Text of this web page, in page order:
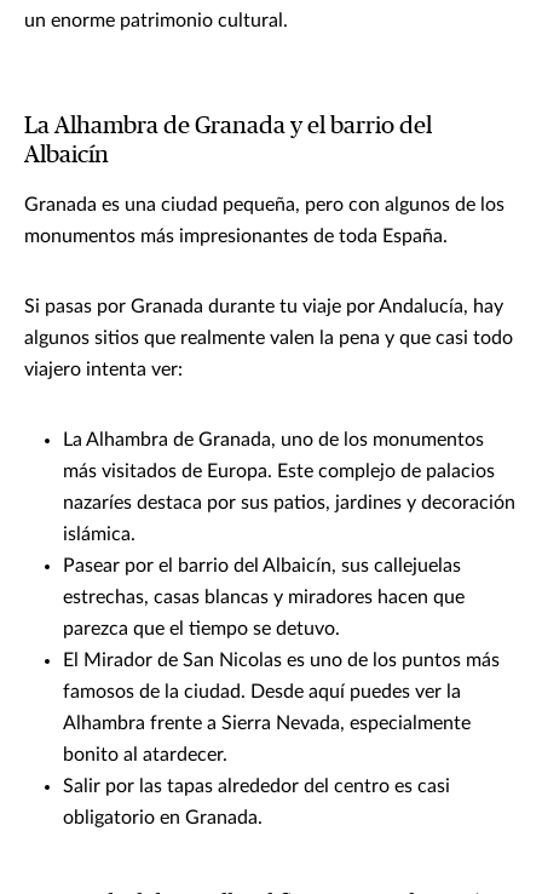
un enorme patrimonio cultural.
La Alhambra de Granada y el barrio del
Albaicín
Granada es una ciudad pequeña, pero con algunos de los
monumentos más impresionantes de toda España.
Si pasas por Granada durante tu viaje por Andalucía, hay
algunos sitios que realmente valen la pena y que casi todo
viajero intenta ver:
La Alhambra de Granada, uno de los monumentos
más visitados de Europa. Este complejo de palacios
nazaríes destaca por sus patios, jardines y decoración
islámica.
Pasear por el barrio del Albaicín, sus callejuelas
estrechas, casas blancas y miradores hacen que
parezca que el tiempo se detuvo.
El Mirador de San Nicolas es uno de los puntos más
famosos de la ciudad. Desde aquí puedes ver la
Alhambra frente a Sierra Nevada, especialmente
bonito al atardecer.
Salir por las tapas alrededor del centro es casi
obligatorio en Granada.